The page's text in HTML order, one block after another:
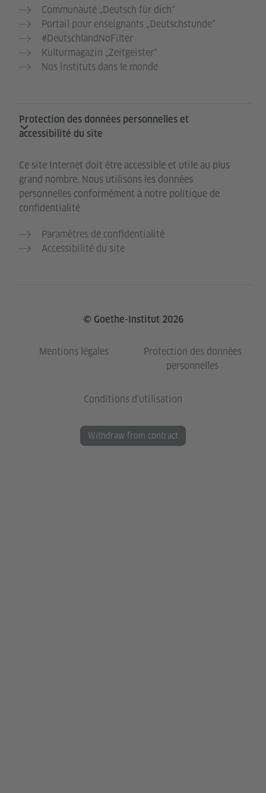
Communauté „Deutsch für dich“
Portail pour enseignants „Deutschstunde“
#DeutschlandNoFilter
Kulturmagazin „Zeitgeister“
Nos instituts dans le monde
Protection des données personnelles et
accessibilité du site
Ce site Internet doit être accessible et utile au plus
grand nombre. Nous utilisons les données
personnelles conformément à notre politique de
confidentialité
Paramètres de confidentialité
Accessibilité du site
© Goethe-Institut 2026
Mentions légales
Protection des données
personnelles
Conditions d'utilisation
Withdraw from contract